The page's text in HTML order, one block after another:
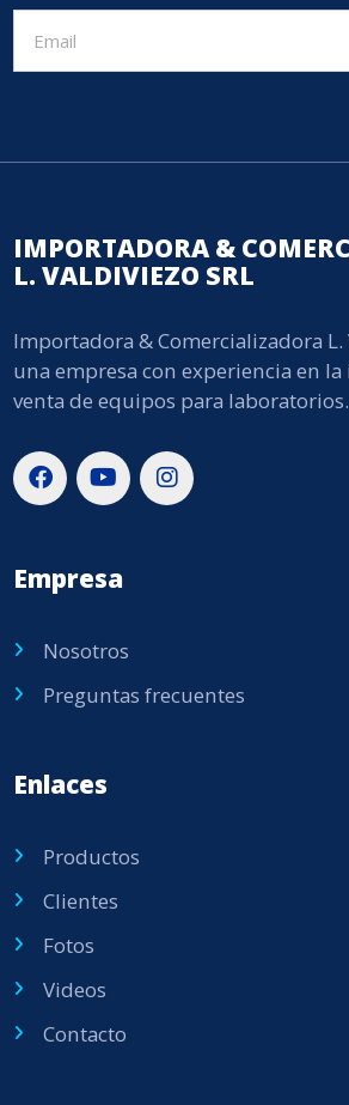
IMPORTADORA &
L. VALDIVIEZO SRL
Importadora & Comercializadora L.
una empresa con experiencia en
venta de equipos para laboratorios.
Empresa
Nosotros
Preguntas frecuentes
Enlaces
Productos
Clientes
Fotos
Videos
Contacto